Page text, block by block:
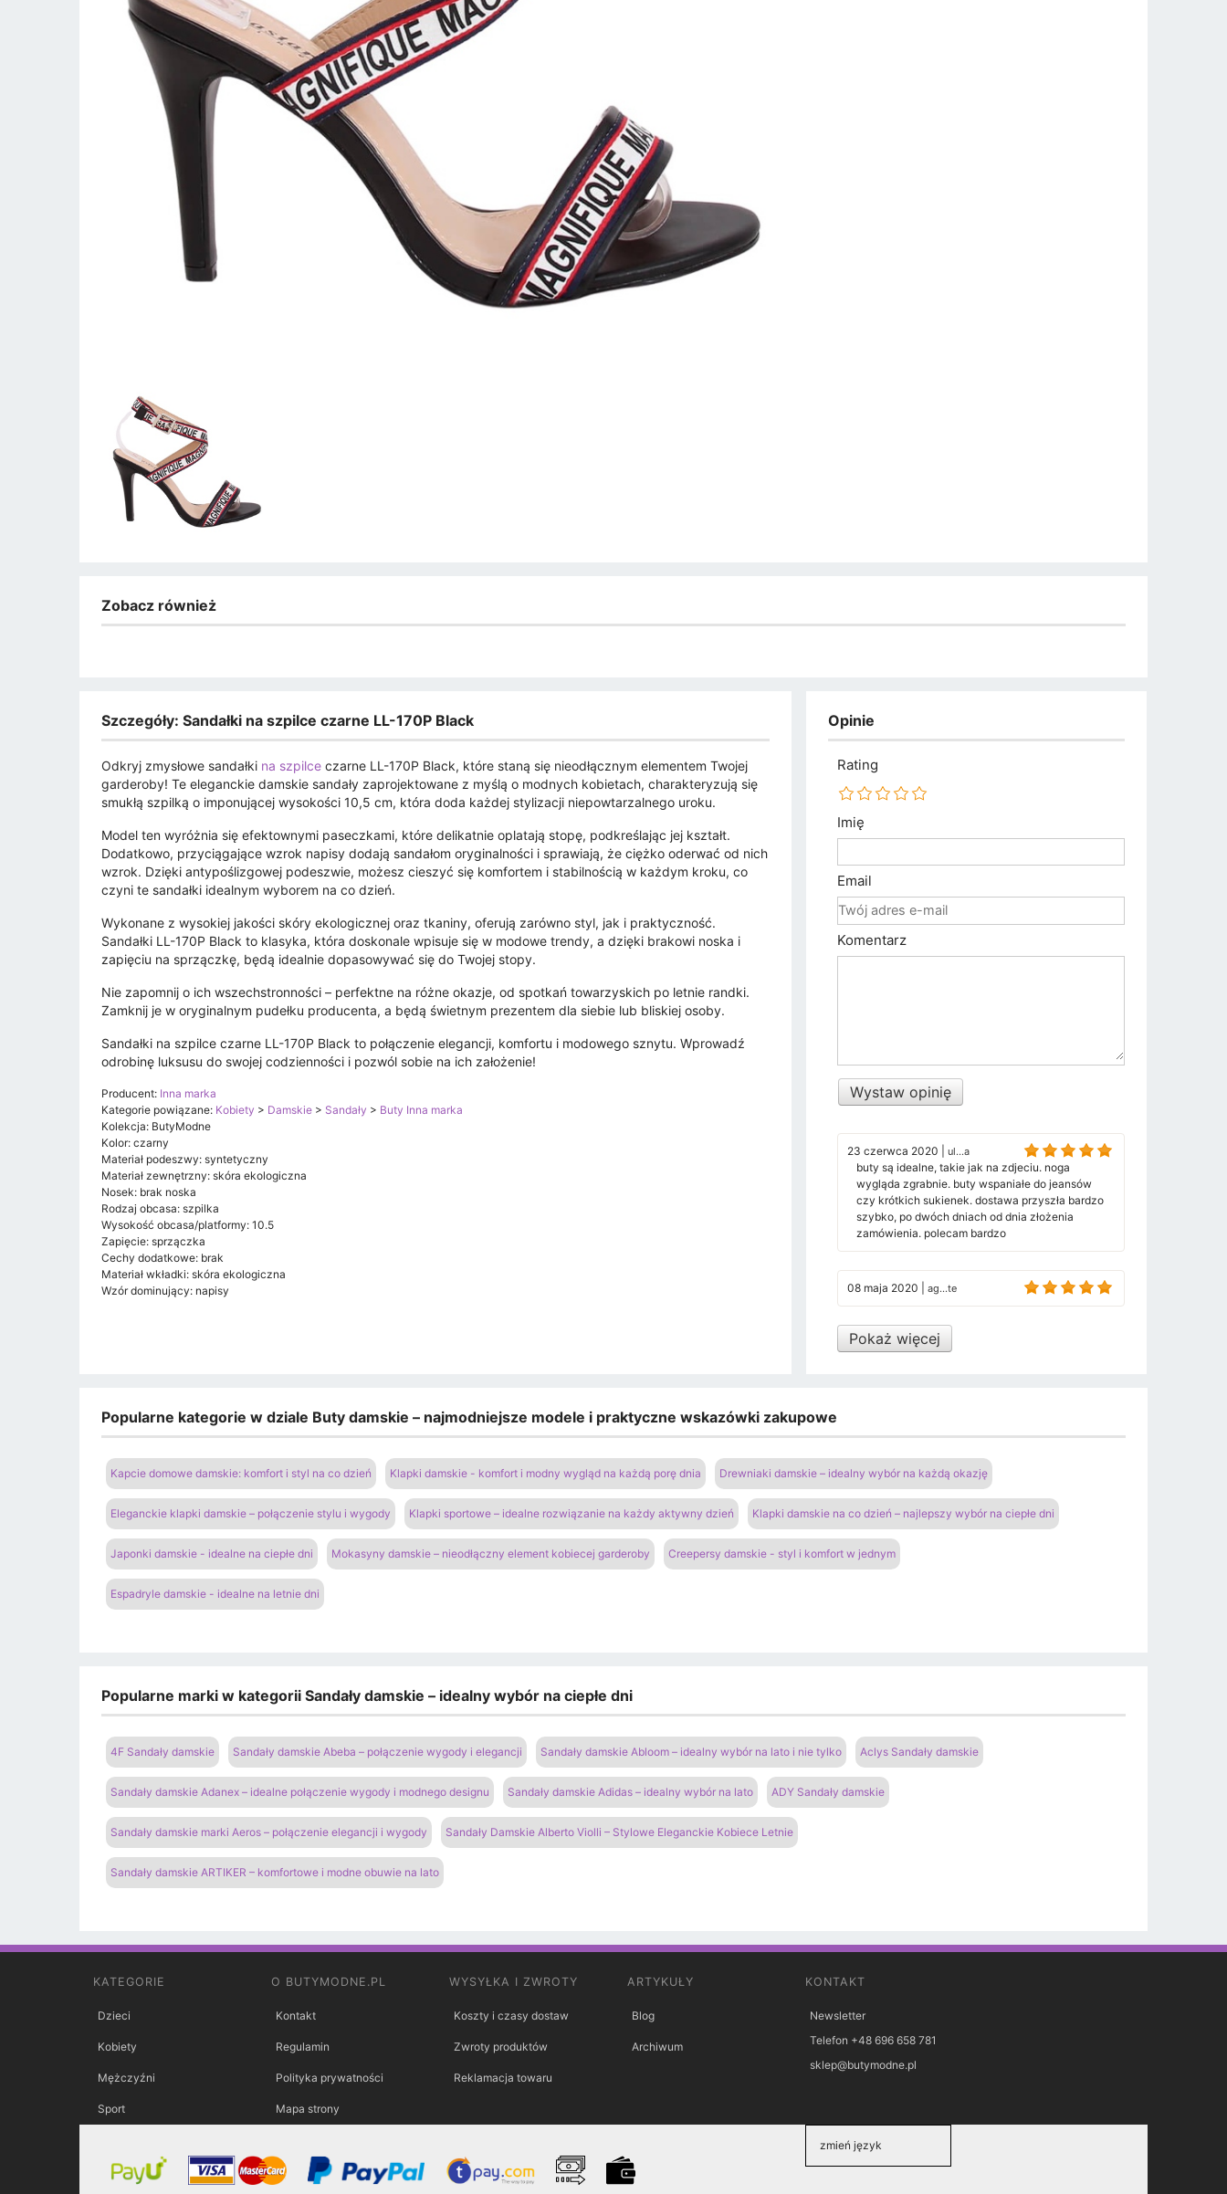
Zobacz również
Szczegóły: Sandałki na szpilce czarne LL-170P Black
Odkryj zmysłowe sandałki na szpilce czarne LL-170P Black, które staną się nieodłącznym elementem Twojej
garderoby! Te eleganckie damskie sandały zaprojektowane z myślą o modnych kobietach, charakteryzują się
smukłą szpilką o imponującej wysokości 10,5 cm, która doda każdej stylizacji niepowtarzalnego uroku.
Model ten wyróżnia się efektownymi paseczkami, które delikatnie oplatają stopę, podkreślając jej kształt.
Dodatkowo, przyciągające wzrok napisy dodają sandałom oryginalności i sprawiają, że ciężko oderwać od nich
wzrok. Dzięki antypoślizgowej podeszwie, możesz cieszyć się komfortem i stabilnością w każdym kroku, co
czyni te sandałki idealnym wyborem na co dzień.
Wykonane z wysokiej jakości skóry ekologicznej oraz tkaniny, oferują zarówno styl, jak i praktyczność.
Sandałki LL-170P Black to klasyka, która doskonale wpisuje się w modowe trendy, a dzięki brakowi noska i
zapięciu na sprzączkę, będą idealnie dopasowywać się do Twojej stopy.
Nie zapomnij o ich wszechstronności – perfektne na różne okazje, od spotkań towarzyskich po letnie randki.
Zamknij je w oryginalnym pudełku producenta, a będą świetnym prezentem dla siebie lub bliskiej osoby.
Sandałki na szpilce czarne LL-170P Black to połączenie elegancji, komfortu i modowego sznytu. Wprowadź
odrobinę luksusu do swojej codzienności i pozwól sobie na ich założenie!
Producent: Inna marka
Kategorie powiązane: Kobiety > Damskie > Sandały > Buty Inna marka
Kolekcja: ButyModne
Kolor: czarny
Materiał podeszwy: syntetyczny
Materiał zewnętrzny: skóra ekologiczna
Nosek: brak noska
Rodzaj obcasa: szpilka
Wysokość obcasa/platformy: 10.5
Zapięcie: sprzączka
Cechy dodatkowe: brak
Materiał wkładki: skóra ekologiczna
Wzór dominujący: napisy
Opinie
Rating
Imię
Email
Komentarz
Wystaw opinię
23 czerwca 2020 ul...a
buty są idealne, takie jak na zdjeciu. noga
wygląda zgrabnie. buty wspaniałe do jeansów
czy krótkich sukienek. dostawa przyszła bardzo
szybko, po dwóch dniach od dnia złożenia
zamówienia. polecam bardzo
08 maja 2020 ag...te
Pokaż więcej
Popularne kategorie w dziale Buty damskie – najmodniejsze modele i praktyczne wskazówki zakupowe
Kapcie domowe damskie: komfort i styl na co dzień Klapki damskie - komfort i modny wygląd na każdą porę dnia Drewniaki damskie – idealny wybór na każdą okazję
Eleganckie klapki damskie – połączenie stylu i wygody Klapki sportowe – idealne rozwiązanie na każdy aktywny dzień Klapki damskie na co dzień – najlepszy wybór na ciepłe dni
Japonki damskie - idealne na ciepłe dni Mokasyny damskie – nieodłączny element kobiecej garderoby Creepersy damskie - styl i komfort w jednym
Espadryle damskie - idealne na letnie dni
Popularne marki w kategorii Sandały damskie – idealny wybór na ciepłe dni
4F Sandały damskie Sandały damskie Abeba – połączenie wygody i elegancji Sandały damskie Abloom – idealny wybór na lato i nie tylko Aclys Sandały damskie
Sandały damskie Adanex – idealne połączenie wygody i modnego designu Sandały damskie Adidas – idealny wybór na lato ADY Sandały damskie
Sandały damskie marki Aeros – połączenie elegancji i wygody Sandały Damskie Alberto Violli – Stylowe Eleganckie Kobiece Letnie
Sandały damskie ARTIKER – komfortowe i modne obuwie na lato
KATEGORIE
Dzieci
Kobiety
Mężczyźni
Sport
O BUTYMODNE.PL
Kontakt
Regulamin
Polityka prywatności
Mapa strony
WYSYŁKA I ZWROTY
Koszty i czasy dostaw
Zwroty produktów
Reklamacja towaru
ARTYKUŁY
Blog
Archiwum
KONTAKT
Newsletter
Telefon +48 696 658 781
sklep@butymodne.pl
zmień język